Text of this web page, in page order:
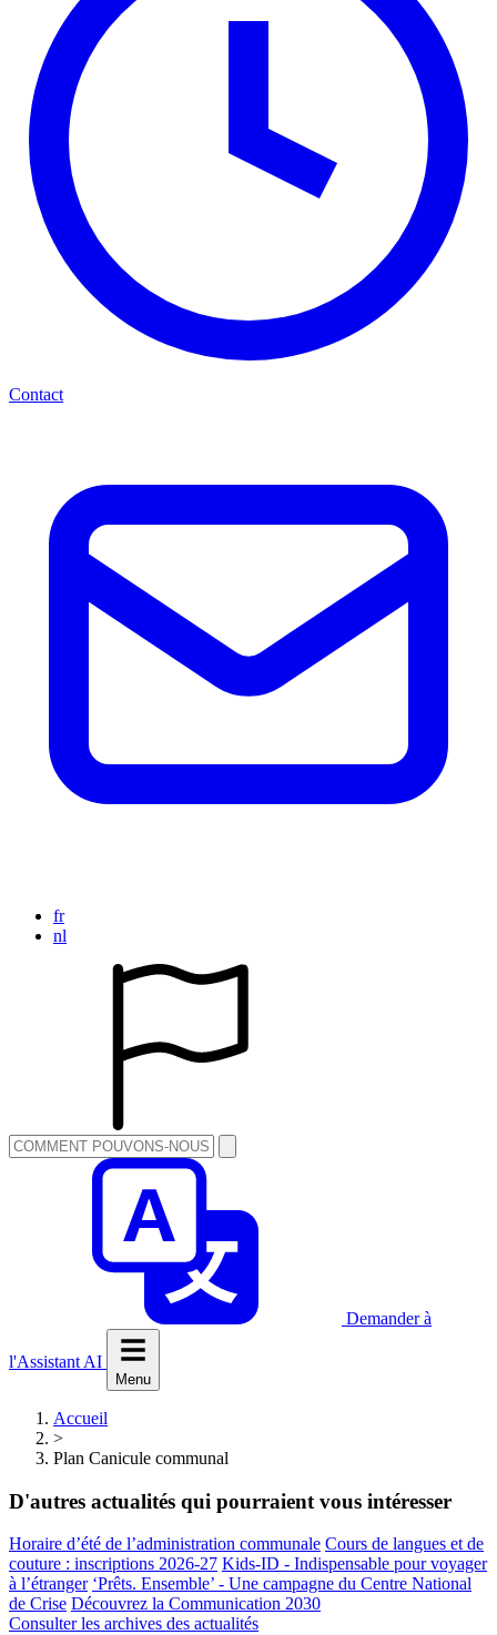
Contact
fr
nl
Demander à
l'Assistant AI
Menu
Accueil
>
Plan Canicule communal
D'autres actualités qui pourraient vous intéresser
Horaire d’été de l’administration communale Cours de langues et de
couture : inscriptions 2026-27 Kids-ID - Indispensable pour voyager
à l’étranger ‘Prêts. Ensemble’ - Une campagne du Centre National
de Crise Découvrez la Communication 2030
Consulter les archives des actualités